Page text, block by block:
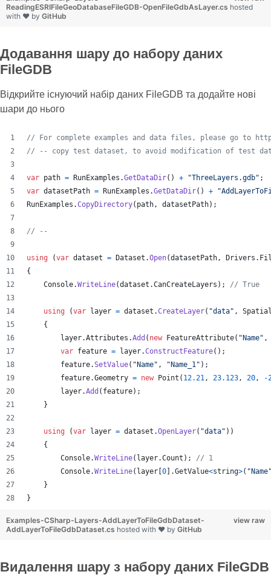
ReadingESRIFileGeoDatabaseFileGDB-OpenFileGdbAsLayer.cs hosted
with ❤ by GitHub
Додавання шару до набору даних
FileGDB
Відкрийте існуючий набір даних FileGDB та додайте нові
шари до нього
// For complete examples and data files, please go to
// -- copy test dataset, to avoid modification of test
var path = RunExamples .GetDataDir( ) + "ThreeLayers.gdb" ;
var datasetPath = RunExamples .GetDataDir( ) +
RunExamples .CopyDirectory( path, datasetPath) ;
// --
using (var dataset = Dataset .Open(datasetPath, Drivers .
{
Console.WriteLine(dataset .CanCreateLayers ) ; // True
using (var layer = dataset .CreateLayer( "data" ,
{
layer.Attributes .Add ( new FeatureAttribute( "Name" ,
var feature = layer.ConstructFeature( ) ;
feature.SetValue( "Name" , "Name_1" ) ;
feature.Geometry = new Point ( 12.21, 23.123, 20, -
layer.Add ( feature) ;
}
using (var layer = dataset .OpenLayer( "data" ) )
{
Console.WriteLine( layer.Count ) ;
// 1
Console.WriteLine( layer 0 .GetValue<string>(
}
}
view raw
Examples-CSharp-Layers-AddLayerToFileGdbDataset-
AddLayerToFileGdbDataset.cs hosted with ❤ by GitHub
Видалення шару з набору даних FileGDB